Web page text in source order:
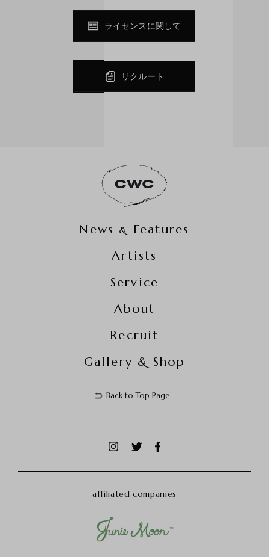
ライセンスに関して
リクルート
News &
Features
Artists
Service
About
Recruit
Gallery & Shop
Back to Top Page
affiliated companies